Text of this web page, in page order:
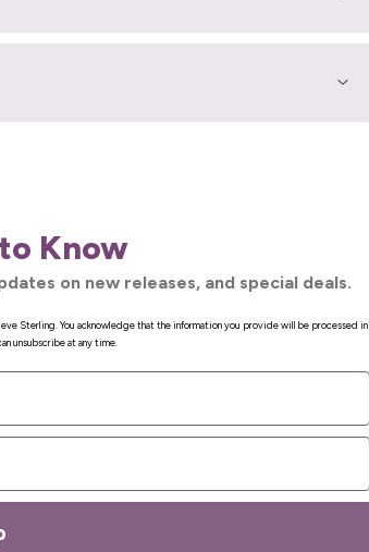
Know
on new releases, and special deals.
Sterling. You acknowledge that the information you provide will be processed in
unsubscribe at any time.